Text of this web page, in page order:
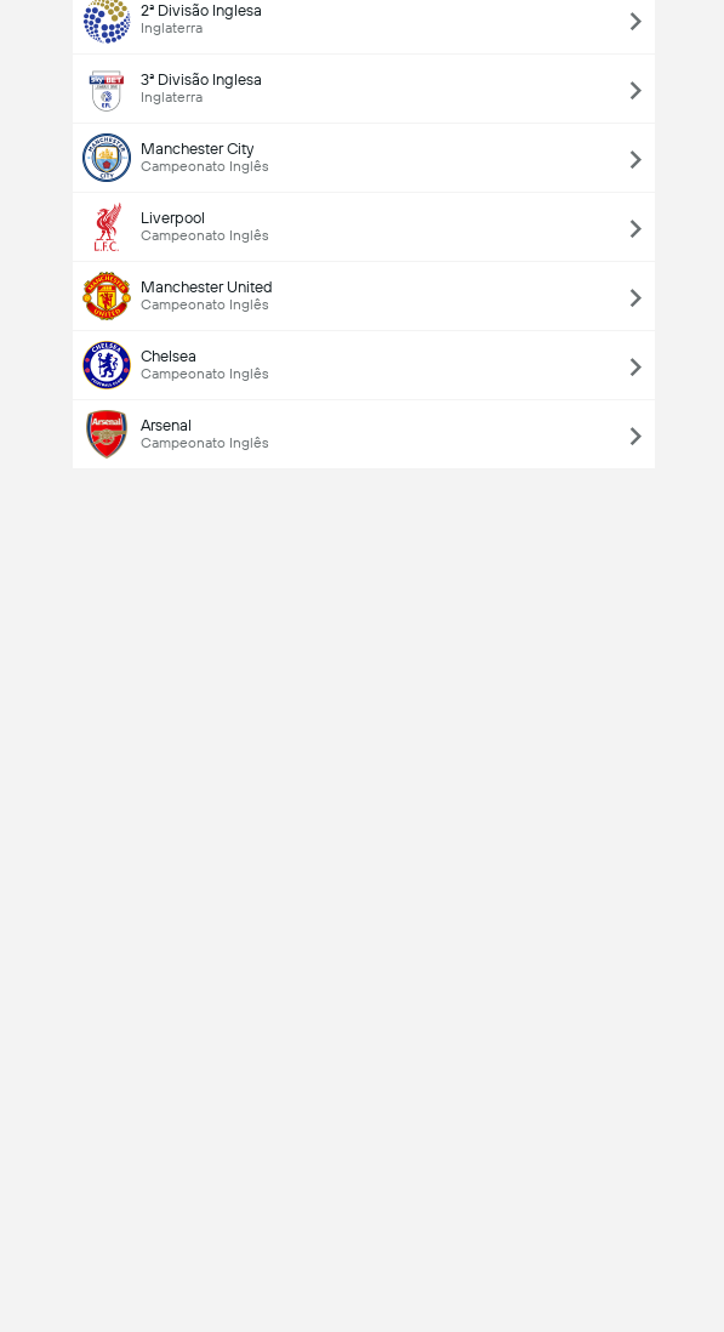
2ª Divisão Inglesa
Inglaterra
3ª Divisão Inglesa
Inglaterra
Manchester City
Campeonato Inglês
Liverpool
Campeonato Inglês
Manchester United
Campeonato Inglês
Chelsea
Campeonato Inglês
Arsenal
Campeonato Inglês